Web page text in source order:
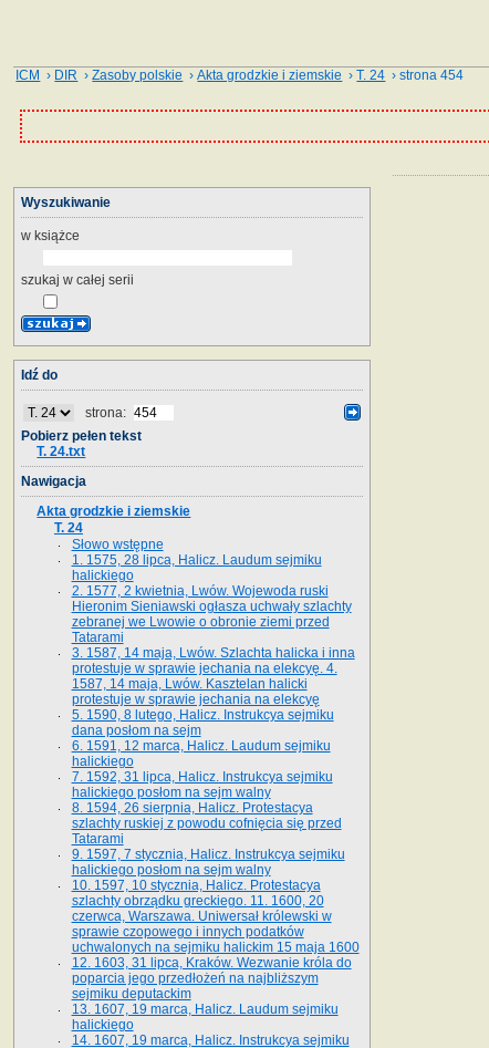
ICM › DIR ›Zasoby polskie ›Akta grodzkie i ziemskie ›T. 24 › strona 454
Wyszukiwanie
w książce
szukaj w całej serii
Idź do
strona:
Pobierz pełen tekst
T. 24.txt
Nawigacja
Akta grodzkie i ziemskie
T. 24
Słowo wstępne
1. 1575, 28 lipca, Halicz. Laudum sejmiku
halickiego
2. 1577, 2 kwietnia, Lwów. Wojewoda ruski
Hieronim Sieniawski ogłasza uchwały szlachty
zebranej we Lwowie o obronie ziemi przed
Tatarami
3. 1587, 14 maja, Lwów. Szlachta halicka i inna
protestuje w sprawie jechania na elekcyę. 4.
1587, 14 maja, Lwów. Kasztelan halicki
protestuje w sprawie jechania na elekcyę
5. 1590, 8 lutego, Halicz. Instrukcya sejmiku
dana posłom na sejm
6. 1591, 12 marca, Halicz. Laudum sejmiku
halickiego
7. 1592, 31 lipca, Halicz. Instrukcya sejmiku
halickiego posłom na sejm walny
8. 1594, 26 sierpnia, Halicz. Protestacya
szlachty ruskiej z powodu cofnięcia się przed
Tatarami
9. 1597, 7 stycznia, Halicz. Instrukcya sejmiku
halickiego posłom na sejm walny
10. 1597, 10 stycznia, Halicz. Protestacya
szlachty obrządku greckiego. 11. 1600, 20
czerwca, Warszawa. Uniwersał królewski w
sprawie czopowego i innych podatków
uchwalonych na sejmiku halickim 15 maja 1600
12. 1603, 31 lipca, Kraków. Wezwanie króla do
poparcia jego przedłożeń na najbliższym
sejmiku deputackim
13. 1607, 19 marca, Halicz. Laudum sejmiku
halickiego
14. 1607, 19 marca, Halicz. Instrukcya sejmiku